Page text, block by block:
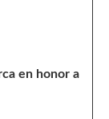
en honor a